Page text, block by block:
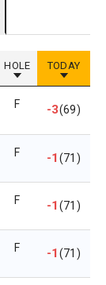
HOLE TODAY
F -3(69)
F -1(71)
F -1(71)
F -1(71)